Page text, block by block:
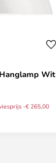
Wit
-€ 265,00